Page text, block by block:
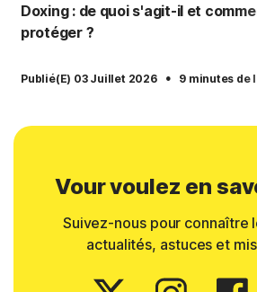
Doxing : de quoi s'agit-il et
protéger ?
Publié(e) 03 Juillet 2026 · 9 minutes de
Vour voulez en
Suivez-nous pour connaître
actualités, astuces et